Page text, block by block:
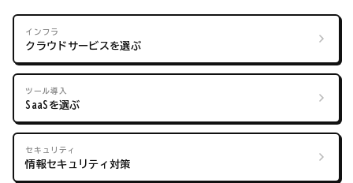
インフラ
クラウドサービスを選ぶ
ツール導入
SaaSを選ぶ
セキュリティ
情報セキュリティ対策